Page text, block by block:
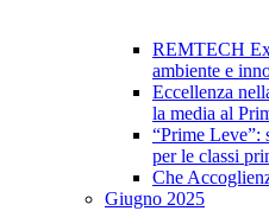
REMTECH
ambiente e
Eccellenza
la media al
“Prime Leve”:
per le classi
Che
Giugno 2025